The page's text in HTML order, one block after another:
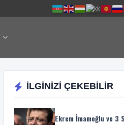
İLGİNİZİ ÇEKEBİLİR
Ekrem İmamoğlu ve 3